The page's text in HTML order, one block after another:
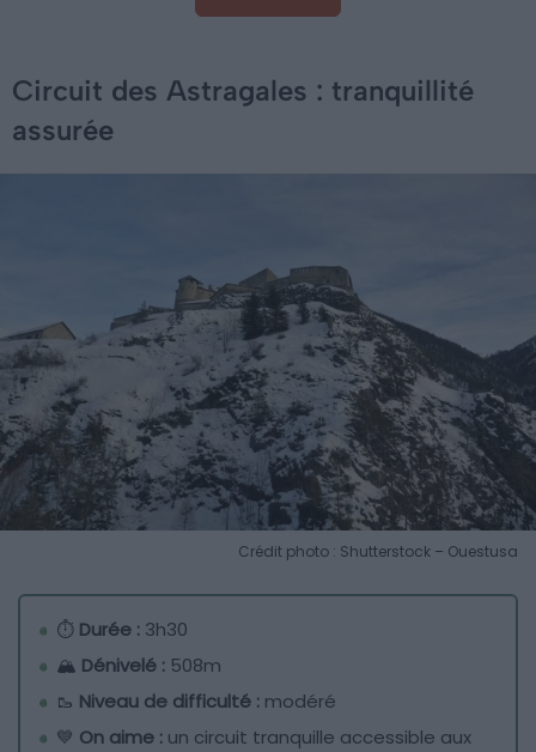
Circuit des Astragales : tranquillité
assurée
Crédit photo : Shutterstock – Ouestusa
⏱ Durée : 3h30
🏔 Dénivelé : 508m
🥾 Niveau de difficulté : modéré
💙 On aime : un circuit tranquille accessible aux